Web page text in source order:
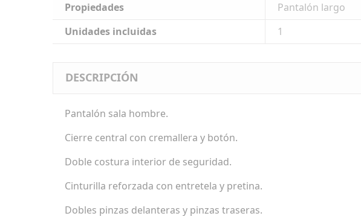
Propiedades
Pantalón largo
Unidades incluidas
1
DESCRIPCIÓN
Pantalón sala hombre.
Cierre central con cremallera y botón.
Doble costura interior de seguridad.
Cinturilla reforzada con entretela y pretina.
Dobles pinzas delanteras y pinzas traseras.